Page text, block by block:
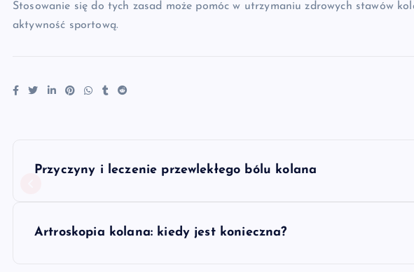
Stosowanie się do tych zasad może pomóc w utrzymaniu zdrowych stawów
aktywność sportową.
NPrzyczyny i leczenie przewlekłego bólu kolana
Artroskopia kolana: kiedy jest konieczna?